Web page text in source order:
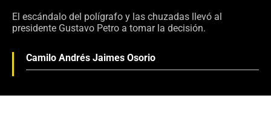
El escándalo del polígrafo y las chuzadas llevó al
presidente Gustavo Petro a tomar la decisión.
Camilo Andrés Jaimes Osorio